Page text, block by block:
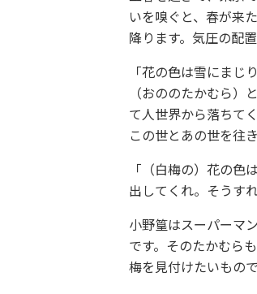
いを嗅ぐと、春が来
降ります。気圧の配
「花の色は雪にま
（おののたかむら
て人世界から落ちて
この世とあの世を往
「（白梅の）花の
出してくれ。そうす
小野篁はスーパーマ
です。そのたかむら
梅を見付けたいもので